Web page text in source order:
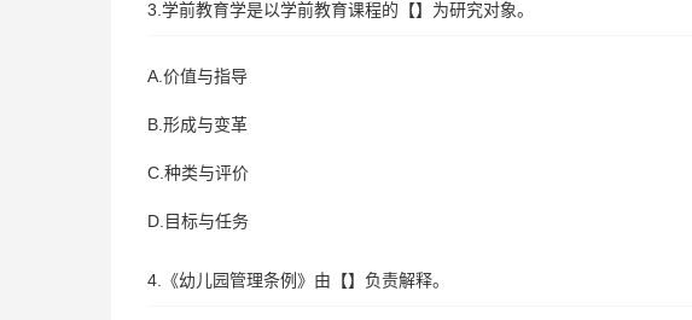
3.学前教育学是以学前教育课程的【】为研究对象。
A.价值与指导
B.形成与变革
C.种类与评价
D.目标与任务
4.《幼儿园管理条例》由【】负责解释。